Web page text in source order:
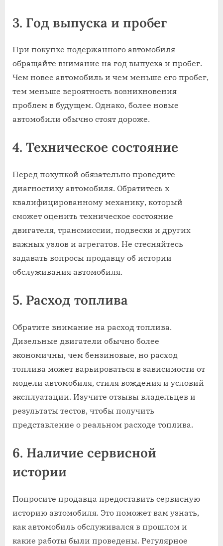
3. Год выпуска и пробег
При покупке подержанного автомобиля
обращайте внимание на год выпуска и пробег.
Чем новее автомобиль и чем меньше его пробег,
тем меньше вероятность возникновения
проблем в будущем. Однако, более новые
автомобили обычно стоят дороже.
4. Техническое состояние
Перед покупкой обязательно проведите
диагностику автомобиля. Обратитесь к
квалифицированному механику, который
сможет оценить техническое состояние
двигателя, трансмиссии, подвески и других
важных узлов и агрегатов. Не стесняйтесь
задавать вопросы продавцу об истории
обслуживания автомобиля.
5. Расход топлива
Обратите внимание на расход топлива.
Дизельные двигатели обычно более
экономичны, чем бензиновые, но расход
топлива может варьироваться в зависимости от
модели автомобиля, стиля вождения и условий
эксплуатации. Изучите отзывы владельцев и
результаты тестов, чтобы получить
представление о реальном расходе топлива.
6. Наличие сервисной
истории
Попросите продавца предоставить сервисную
историю автомобиля. Это поможет вам узнать,
как автомобиль обслуживался в прошлом и
какие работы были проведены. Регулярное